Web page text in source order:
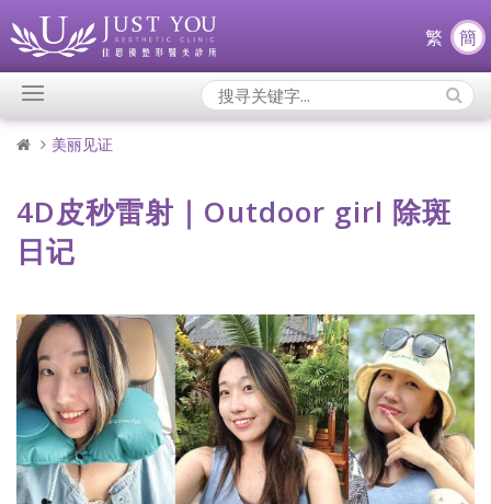
繁 簡
Search
Icons:
美丽见证
4D皮秒雷射｜Outdoor girl 除斑
日记